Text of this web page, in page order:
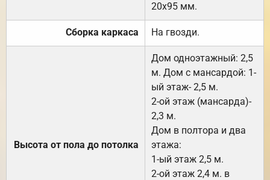
20х95 мм.
Сборка каркаса На гвозди.
Высота от пола до потолка
Дом одноэтажный: 2,5
м. Дом с мансардой: 1-
ый этаж- 2,5 м.
2-ой этаж (мансарда)-
2,3 м.
Дом в полтора и два
этажа:
1-ый этаж 2,5 м.
2-ой этаж 2,4 м. в